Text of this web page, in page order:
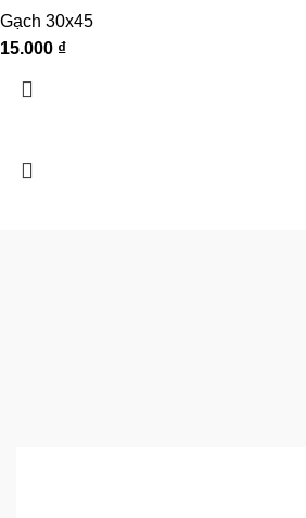
Gạch 30x45
15.000 ₫